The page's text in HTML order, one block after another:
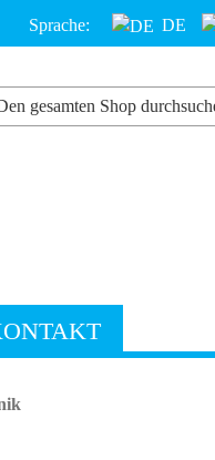
Sprache: DE